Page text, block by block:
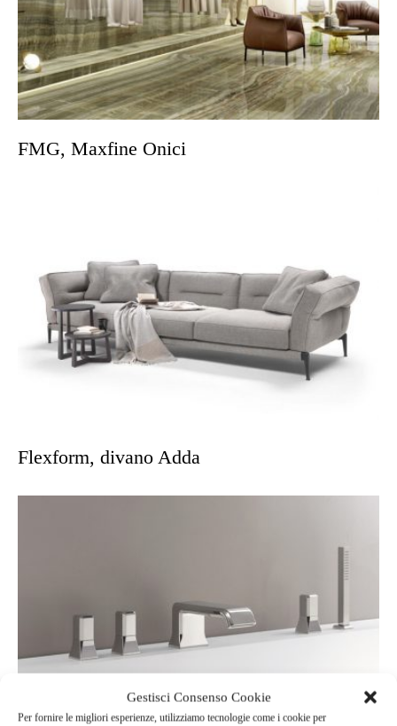
Gestisci Consenso Cookie
Per fornire le migliori esperienze, utilizziamo tecnologie come i cookie per
FMG, Maxfine Onici
Flexform, divano Adda